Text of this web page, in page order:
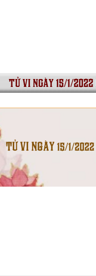
tử vi ngày 15/1/
TỬ VI NGÀY 15/1/